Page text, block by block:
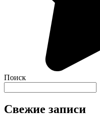
Поиск
Свежие записи